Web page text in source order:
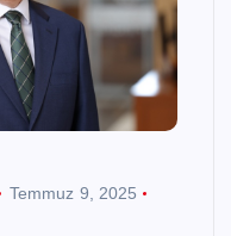
Temmuz 9, 2025